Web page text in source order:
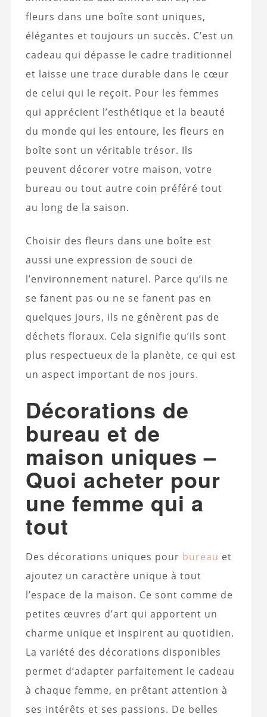
fleurs dans une boîte sont uniques,
élégantes et toujours un succès. C’est un
cadeau qui dépasse le cadre traditionnel
et laisse une trace durable dans le cœur
de celui qui le reçoit. Pour les femmes
qui apprécient l’esthétique et la beauté
du monde qui les entoure, les fleurs en
boîte sont un véritable trésor. Ils
peuvent décorer votre maison, votre
bureau ou tout autre coin préféré tout
au long de la saison.
Choisir des fleurs dans une boîte est
aussi une expression de souci de
l’environnement naturel. Parce qu’ils ne
se fanent pas ou ne se fanent pas en
quelques jours, ils ne génèrent pas de
déchets floraux. Cela signifie qu’ils sont
plus respectueux de la planète, ce qui est
un aspect important de nos jours.
Décorations de
bureau et de
maison uniques –
Quoi acheter pour
une femme qui a
tout
Des décorations uniques pour bureau et
ajoutez un caractère unique à tout
l’espace de la maison. Ce sont comme de
petites œuvres d’art qui apportent un
charme unique et inspirent au quotidien.
La variété des décorations disponibles
permet d’adapter parfaitement le cadeau
à chaque femme, en prêtant attention à
ses intérêts et ses passions. De belles